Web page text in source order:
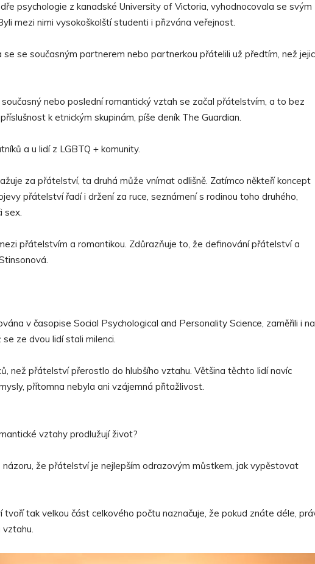
psychologie z kanadské University of Victoria, vyhodnocovala se svým
mezi nimi vysokoškolští studenti i přizvána veřejnost.
se současným partnerem nebo partnerkou přátelili už předtím, než
nebo poslední romantický vztah se začal přátelstvím, a to bez
k etnickým skupinám, píše deník The Guardian.
a u lidí z LGBTQ + komunity.
za přátelství, ta druhá může vnímat odlišně. Zatímco někteří koncept
přátelství řadí i držení za ruce, seznámení s rodinou toho druhého,
sex.
přátelstvím a romantikou. Zdůrazňuje to, že definování přátelství a
v časopise Social Psychological and Personality Science, zaměřili i
ze dvou lidí stali milenci.
než přátelství přerostlo do hlubšího vztahu. Většina těchto lidí navíc
přítomna nebyla ani vzájemná přitažlivost.
vztahy prodlužují život?
že přátelství je nejlepším odrazovým můstkem, jak vypěstovat
tak velkou část celkového počtu naznačuje, že pokud znáte déle,